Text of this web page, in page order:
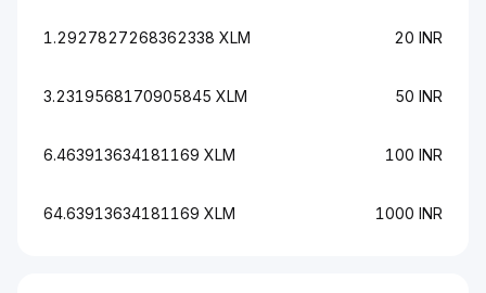
1.2927827268362338 XLM 20 INR
3.2319568170905845 XLM 50 INR
6.463913634181169 XLM 100 INR
64.63913634181169 XLM 1000 INR